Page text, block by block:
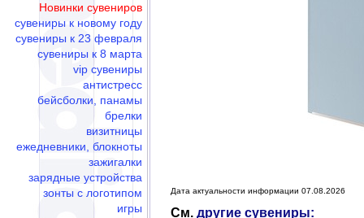
Новинки сувениров
сувениры к новому году
сувениры к 23 февраля
сувениры к 8 марта
vip сувениры
антистресс
бейсболки, панамы
брелки
визитницы
ежедневники, блокноты
зажигалки
зарядные устройства
зонты с логотипом
игры
Дата актуальности информации 07.08.2026
См. другие сувениры: